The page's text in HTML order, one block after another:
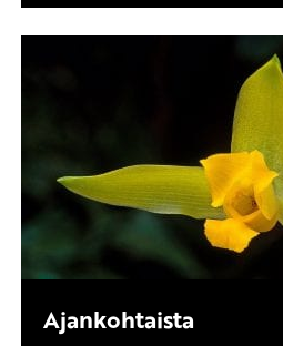
Ajankohtaista